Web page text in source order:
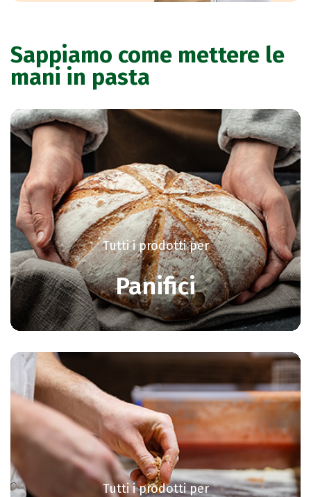
Sappiamo come mettere le
mani in pasta
Tutti i prodotti per
Panifici
Tutti i prodotti per